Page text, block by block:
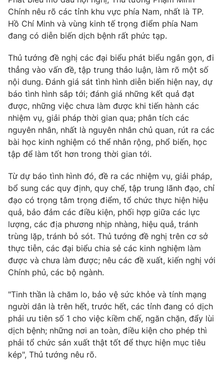
Giải sao mai
Làm đẹp
Chất lượng cuộc sống
Tuyển sinh
Học trực tuyến
Công nghệ
Hitech Công nghệ tương lai
Sản phẩm
Thị trường
Tư vấn
Lịch phát sóng
Chuyên mục khác
Emagazine Podcast
Video Shorts video
VTV Money VTV Thể thao
VTV Sức khoẻ Bất động sản
Thị trường 24h
VTV4 Vươn mình bằng AI
VTV9 VTV8
Chính nêu rõ các tỉnh khu vực phía Nam, nhất là TP.
Hồ Chí Minh và vùng kinh tế trọng điểm phía Nam
đang có diễn biến dịch bệnh rất phức tạp.
Thủ tướng đề nghị các đại biểu phát biểu ngắn gọn, đi
thẳng vào vấn đề, tập trung thảo luận, làm rõ một số
nội dung. Đánh giá sát tình hình diễn biến hiện nay, dự
báo tình hình sắp tới; đánh giá những kết quả đạt
được, những việc chưa làm được khi tiến hành các
nhiệm vụ, giải pháp thời gian qua; phân tích các
nguyên nhân, nhất là nguyên nhân chủ quan, rút ra các
bài học kinh nghiệm có thể nhân rộng, phổ biến, học
tập để làm tốt hơn trong thời gian tới.
Từ dự báo tình hình đó, đề ra các nhiệm vụ, giải pháp,
bổ sung các quy định, quy chế, tập trung lãnh đạo, chỉ
đạo có trọng tâm trọng điểm, tổ chức thực hiện hiệu
quả, bảo đảm các điều kiện, phối hợp giữa các lực
lượng, các địa phương nhịp nhàng, hiệu quả, tránh
trùng lặp, tránh bỏ sót. Thủ tướng đề nghị trên cơ sở
thực tiễn, các đại biểu chia sẻ các kinh nghiệm làm
được và chưa làm được; nêu các đề xuất, kiến nghị với
Chính phủ, các bộ ngành.
"Tinh thần là chăm lo, bảo vệ sức khỏe và tính mạng
người dân là trên hết, trước hết, các tỉnh đang có dịch
phải ưu tiên số 1 cho việc kiềm chế, ngăn chặn, đẩy lùi
dịch bệnh; những nơi an toàn, điều kiện cho phép thì
phải tổ chức sản xuất thật tốt để thực hiện mục tiêu
kép", Thủ tướng nêu rõ.